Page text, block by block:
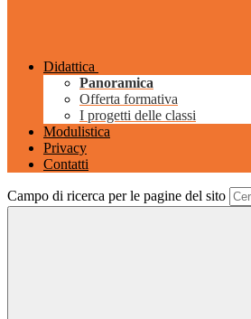
Didattica
Panoramica
Offerta formativa
I progetti delle classi
Modulistica
Privacy
Contatti
Campo di ricerca per le pagine del sito